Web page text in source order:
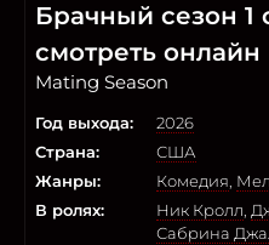
Брачный сезон 1
смотреть онлайн
Mating Season
Год выхода:
2026
Страна:
США
Жанры:
Комедия
В ролях:
Ник Кролл
Сабрина